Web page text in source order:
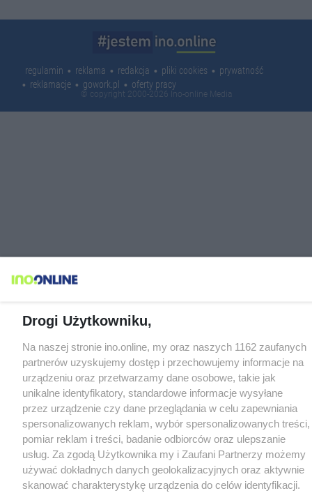
regulamin reklama redakcja pliki cookies
prywatność
reklamacje
gowork.pl oferty pracy
© copyright 2000-2026 Ino-online Media
Drogi Użytkowniku,
Na naszej stronie ino.online, my oraz naszych 1162 zaufanych
partnerów uzyskujemy dostęp i przechowujemy informacje na
urządzeniu oraz przetwarzamy dane osobowe, takie jak
unikalne identyfikatory, standardowe informacje wysyłane
przez urządzenie czy dane przeglądania w celu zapewniania
spersonalizowanych reklam, wybór spersonalizowanych treści,
pomiar reklam i treści, badanie odbiorców oraz ulepszanie
usług. Za zgodą Użytkownika my i Zaufani Partnerzy możemy
używać dokładnych danych geolokalizacyjnych oraz aktywnie
skanować charakterystykę urządzenia do celów identyfikacji.